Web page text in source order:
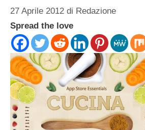
27 Aprile 2012 di Redazione
Spread the love